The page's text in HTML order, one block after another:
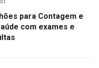
para Contagem e
com exames e